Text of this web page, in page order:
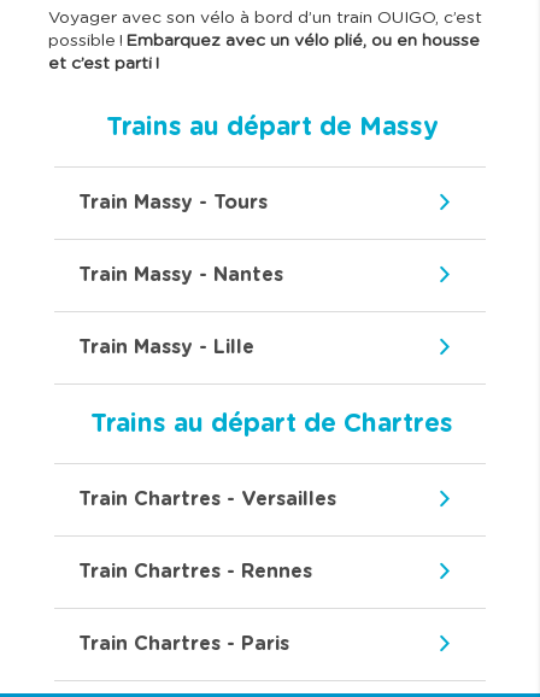
Voyager avec son vélo à bord d’un train OUIGO, c’est
possible ! Embarquez avec un vélo plié, ou en housse
et c’est parti !
Trains au départ de Massy
Train Massy - Tours
Train Massy - Nantes
Train Massy - Lille
Trains au départ de Chartres
Train Chartres - Versailles
Train Chartres - Rennes
Train Chartres - Paris